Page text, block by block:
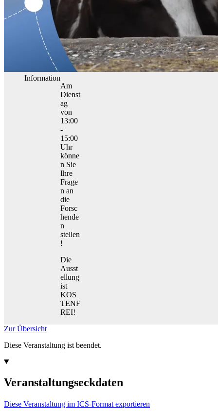
Information
Am
Dienst
ag
von
13:00
-
15:00
Uhr
könne
n Sie
Ihre
Frage
n an
die
Forsc
hende
n
stellen
!
Die
Ausst
ellung
ist
KOS
TENF
REI!
Zur Übersicht
Diese Veranstaltung ist beendet.
Veranstaltungseckdaten
Diese Veranstaltung im ICS-Format exportieren